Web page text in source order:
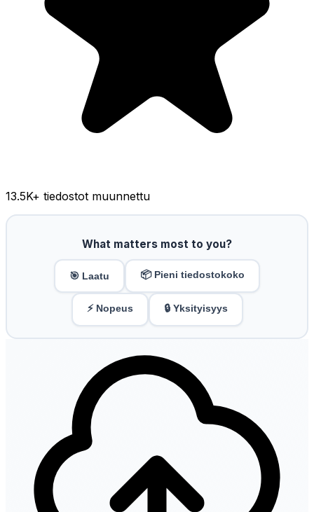
13.5K+ tiedostot muunnettu
What matters most to you?
🎯 Laatu 📦 Pieni tiedostokoko
⚡ Nopeus 🔒 Yksityisyys